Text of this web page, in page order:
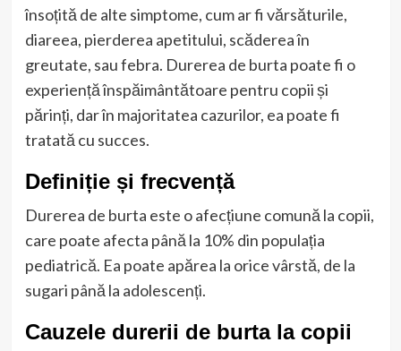
însoțită de alte simptome, cum ar fi vărsăturile,
diareea, pierderea apetitului, scăderea în
greutate, sau febra. Durerea de burta poate fi o
experiență înspăimântătoare pentru copii și
părinți, dar în majoritatea cazurilor, ea poate fi
tratată cu succes.
Definiție și frecvență
Durerea de burta este o afecțiune comună la copii,
care poate afecta până la 10% din populația
pediatrică. Ea poate apărea la orice vârstă, de la
sugari până la adolescenți.
Cauzele durerii de burta la copii